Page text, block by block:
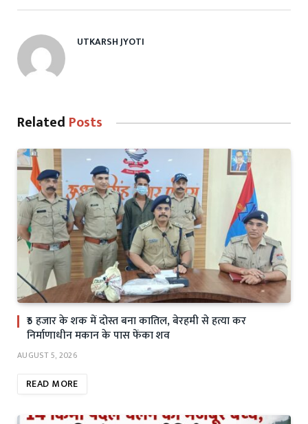
UTKARSH JYOTI
Related Posts
₹5 हजार के शक में दोस्त बना कातिल, बेरहमी से हत्या कर
निर्माणाधीन मकान के पास फेंका शव
AUGUST 5, 2026
READ MORE